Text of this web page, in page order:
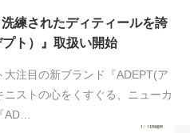
練されたディティールを誇
ト）』取扱い開始
注目の新ブランド『ADEPT(ア
ストの心をくすぐる、ニューカ
AD…